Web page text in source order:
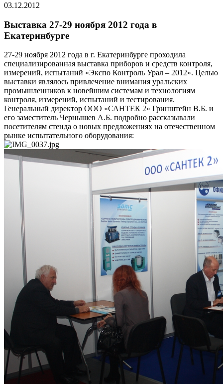
03.12.2012
Выставка 27-29 ноября 2012 года в
Екатеринбурге
27-29 ноября 2012 года в г. Екатеринбурге проходила
специализированная выставка приборов и средств контроля,
измерений, испытаний «Экспо Контроль Урал – 2012». Целью
выставки являлось привлечение внимания уральских
промышленников к новейшим системам и технологиям
контроля, измерений, испытаний и тестирования.
Генеральный директор ООО «САНТЕК 2» Гринштейн В.Б. и
его заместитель Чернышев А.Б. подробно рассказывали
посетителям стенда о новых предложениях на отечественном
рынке испытательного оборудования: